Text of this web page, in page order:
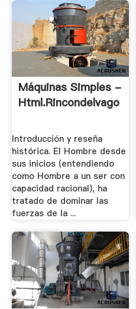
Máquinas Simples -
Html.rincondelvago
Introducción y reseña
histórica. El Hombre desde
sus inicios (entendiendo
como Hombre a un ser con
capacidad racional), ha
tratado de dominar las
fuerzas de la ...